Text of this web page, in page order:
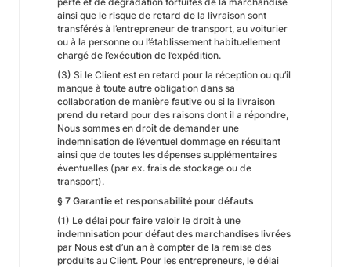
ainsi que le risque de retard de la livraison sont
transférés à l’entrepreneur de transport, au voiturier
ou à la personne ou l’établissement habituellement
chargé de l’exécution de l’expédition.
(3) Si le Client est en retard pour la réception ou qu’il
manque à toute autre obligation dans sa
collaboration de manière fautive ou si la livraison
prend du retard pour des raisons dont il a répondre,
Nous sommes en droit de demander une
indemnisation de l’éventuel dommage en résultant
ainsi que de toutes les dépenses supplémentaires
éventuelles (par ex. frais de stockage ou de
transport).
§ 7 Garantie et responsabilité pour défauts
(1) Le délai pour faire valoir le droit à une
indemnisation pour défaut des marchandises livrées
par Nous est d’un an à compter de la remise des
produits au Client. Pour les entrepreneurs, le délai